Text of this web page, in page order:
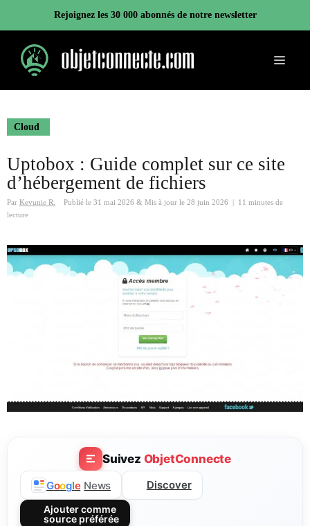
contenu
Rejoignez les 30 000 abonnés de notre newsletter
Menu
Cloud
Uptobox : Guide complet sur ce site
d’hébergement de fichiers
Par Kevunie R. Publié le 31 mai 2026 & Mis à jour le 28 juin 2026
11 minutes de
lecture
Suivez ObjetConnecte
Google News Discover
Ajouter comme
source préférée